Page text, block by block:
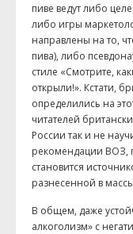
пиве ведут либо
либо игры
направлены на то,
пива), либо
стиле «Смотрите,
открыли!». Кстати,
определились на
читателей
России так и не
рекомендации ВОЗ,
становится
разнесенной в
В общем, даже
алкоголизм» с